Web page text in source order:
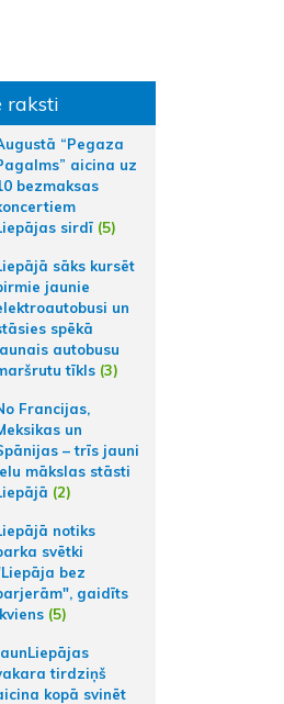
raksti
“Pegaza
aicina uz
bezmaksas
sirdī (5)
sāks kursēt
jaunie
un
spēkā
autobusu
tīkls (3)
Francijas,
un
– trīs jauni
mākslas stāsti
(2)
notiks
svētki
bez
gaidīts
(5)
tirdziņš
kopā svinēt